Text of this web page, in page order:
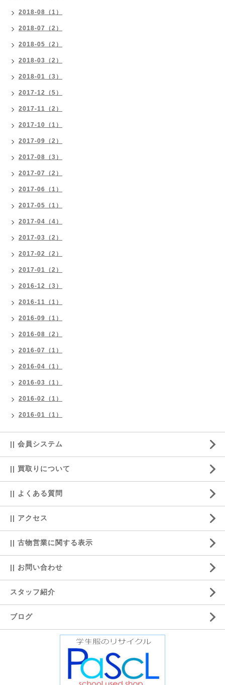
2018-08（1）
2018-07（2）
2018-05（2）
2018-03（2）
2018-01（3）
2017-12（5）
2017-11（2）
2017-10（1）
2017-09（2）
2017-08（3）
2017-07（2）
2017-06（1）
2017-05（1）
2017-04（4）
2017-03（2）
2017-02（2）
2017-01（2）
2016-12（3）
2016-11（1）
2016-09（1）
2016-08（2）
2016-07（1）
2016-04（1）
2016-03（1）
2016-02（1）
2016-01（1）
|| 会員システム
|| 買取りについて
|| よくある質問
|| アクセス
|| 古物営業に関する表示
|| お問い合わせ
スタッフ紹介
ブログ